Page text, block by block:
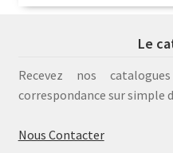
Le
Recevez nos
correspondance sur simple
Nous Contacter